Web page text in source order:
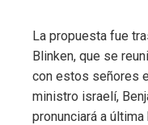
La propuesta fue
Blinken, que se
con estos señores
ministro israelí,
pronunciará a